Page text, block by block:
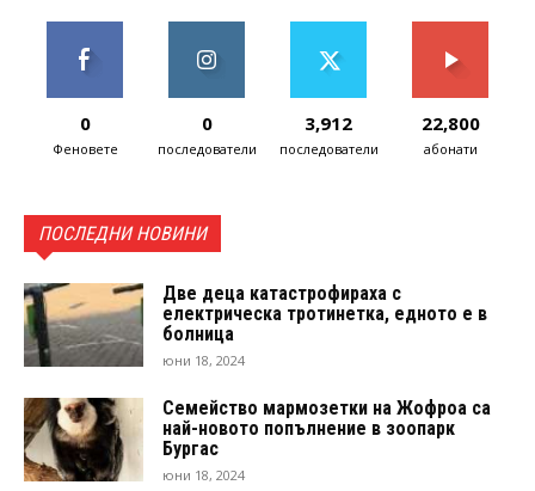
0
Феновете
0
последователи
3,912
последователи
22,800
абонати
ПОСЛЕДНИ НОВИНИ
Две деца катастрофираха с
електрическа тротинетка, едното е в
болница
юни 18, 2024
Семейство мармозетки на Жофроа са
най-новото попълнение в зоопарк
Бургас
юни 18, 2024